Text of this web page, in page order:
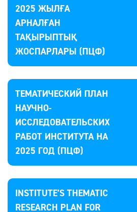
2025 ЖЫЛҒА
АРНАЛҒАН
ТАҚЫРЫПТЫҚ
ЖОСПАРЛАРЫ (ПЦФ)
ТЕМАТИЧЕСКИЙ ПЛАН
НАУЧНО-
ИССЛЕДОВАТЕЛЬСКИХ
РАБОТ ИНСТИТУТА НА
2025 ГОД (ПЦФ)
INSTITUTE’S THEMATIC
RESEARCH PLAN FOR